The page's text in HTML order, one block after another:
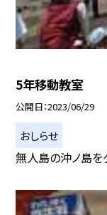
5年移動教室
公開日 2023/06/29
おしらせ
無人島の沖ノ島を